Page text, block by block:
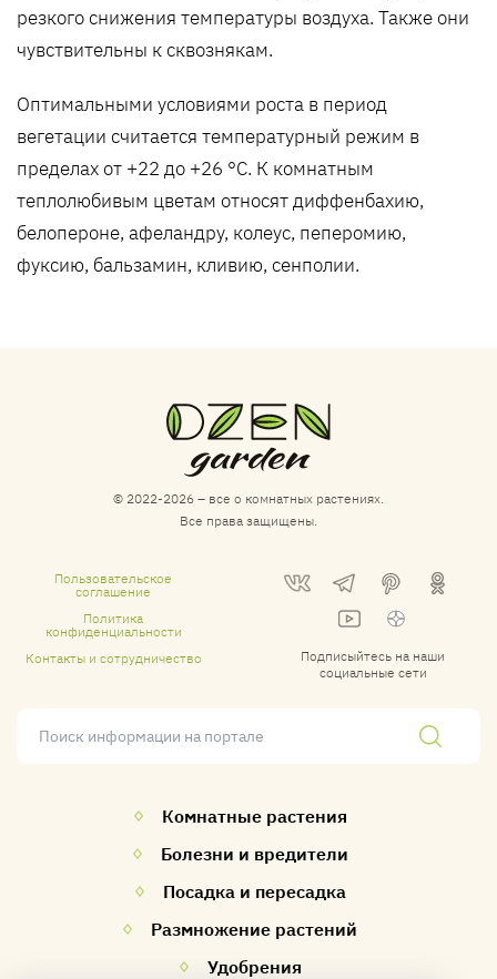
резкого снижения температуры воздуха. Также они
чувствительны к сквознякам.
Оптимальными условиями роста в период
вегетации считается температурный режим в
пределах от +22 до +26 °C. К комнатным
теплолюбивым цветам относят диффенбахию,
белопероне, афеландру, колеус, пеперомию,
фуксию, бальзамин, кливию, сенполии.
© 2022-2026 – все о комнатных растениях.
Все права защищены.
Комнатные растения
Болезни и вредители
Посадка и пересадка
Размножение растений
Удобрения
Пользовательское
соглашение
Политика
конфиденциальности
Контакты и сотрудничество